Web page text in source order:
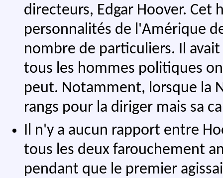
directeurs, Edgar Hoover. Cet
personnalités de l'Amérique
nombre de particuliers. Il
tous les hommes politiques
peut. Notamment, lorsque la
rangs pour la diriger mais sa
Il n'y a aucun rapport entre
tous les deux farouchement
pendant que le premier